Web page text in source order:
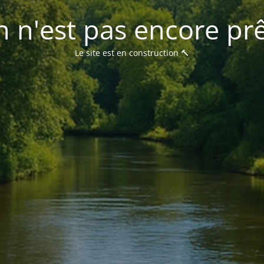
n'est pas encore
Le site est en construction 🔨